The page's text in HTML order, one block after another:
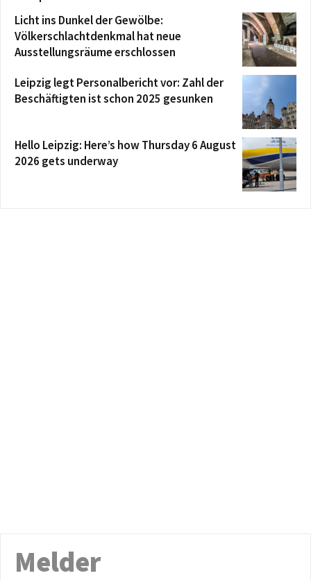
Licht ins Dunkel der Gewölbe:
Völkerschlachtdenkmal hat neue
Ausstellungsräume erschlossen
Leipzig legt Personalbericht vor: Zahl der
Beschäftigten ist schon 2025 gesunken
Hello Leipzig: Here’s how Thursday 6 August
2026 gets underway
Melder